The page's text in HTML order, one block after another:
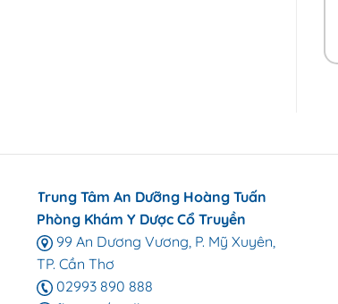
Trung Tâm An Dưỡng Hoàng Tuấn
Phòng Khám Y Dược Cổ Truyền
99 An Dương Vương, P. Mỹ Xuyên,
TP. Cần Thơ
02993 890 888